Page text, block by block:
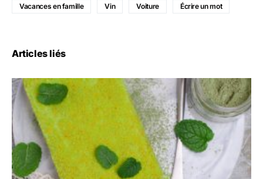
Vacances en famille Vin Voiture Écrire un mot
Articles liés